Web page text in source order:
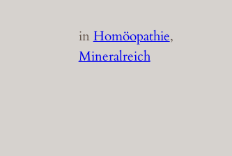
inHomöopathie
Mineralreich